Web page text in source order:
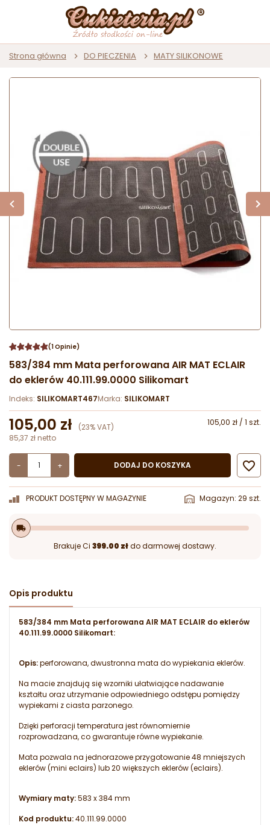
Strona główna DO PIECZENIA MATY SILIKONOWE
(1 Opinie)
583/384 mm Mata perforowana AIR MAT ECLAIR
do eklerów 40.111.99.0000 Silikomart
Indeks: SILIKOMART467Marka: SILIKOMART
105,00 zł (23% VAT)
105,00 zł / 1 szt.
85,37 zł netto
- + DODAJ DO KOSZYKA 
PRODUKT DOSTĘPNY W MAGAZYNIE Magazyn: 29 szt.
local_shipping
Brakuje Ci 399.00 złdo darmowej dostawy.
Opis produktu
583/384 mm Mata perforowana AIR MAT ECLAIR do eklerów
40.111.99.0000 Silikomart:
Opis:perforowana, dwustronna mata do wypiekania eklerów.
Na macie znajdują się wzorniki ułatwiające nadawanie
kształtu oraz utrzymanie odpowiedniego odstępu pomiędzy
wypiekami z ciasta parzonego.
Dzięki perforacji temperatura jest równomiernie
rozprowadzana, co gwarantuje równe wypiekanie.
Mata pozwala na jednorazowe przygotowanie 48 mniejszych
eklerów (mini eclairs) lub 20 większych eklerów (eclairs).
Wymiary maty:583 x 384 mm
Kod produktu:40.111.99.0000